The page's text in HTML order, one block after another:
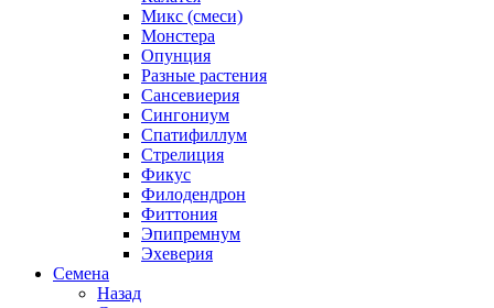
Микс (смеси)
Монстера
Опунция
Разные растения
Сансевиерия
Сингониум
Спатифиллум
Стрелиция
Фикус
Филодендрон
Фиттония
Эпипремнум
Эхеверия
Семена
Назад